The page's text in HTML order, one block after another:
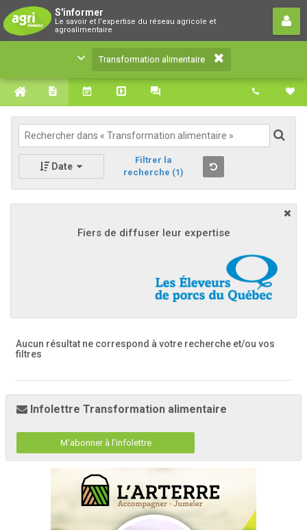
S'informer
Le savoir et l'expertise du réseau agricole et
agroalimentaire
Transformation alimentaire
Le savoir et l'expertise du réseau agricole et
agroalimentaire
Transformation alimentaire
Date
Filtrer la
recherche (1)
Fiers de diffuser leur expertise
Aucun résultat ne correspond à votre recherche et/ou vos
filtres
Infolettre Transformation alimentaire
M'abonner à l'infolettre